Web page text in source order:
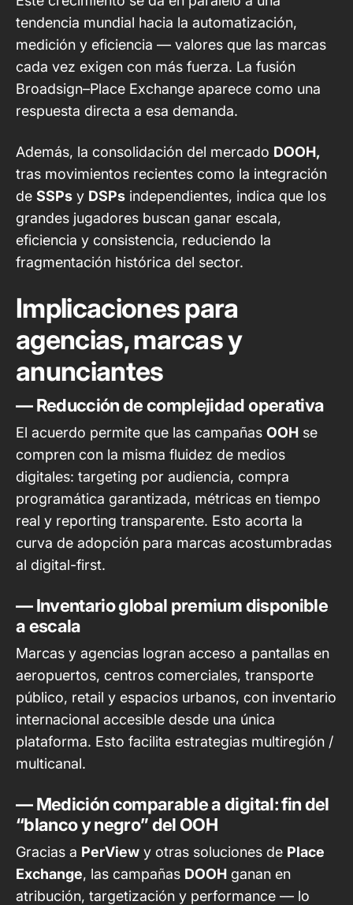
tendencia mundial hacia la automatización,
medición y eficiencia — valores que las marcas
cada vez exigen con más fuerza. La fusión
Broadsign–Place Exchange aparece como una
respuesta directa a esa demanda.
Además, la consolidación del mercado DOOH,
tras movimientos recientes como la integración
de SSPs y DSPs independientes, indica que los
grandes jugadores buscan ganar escala,
eficiencia y consistencia, reduciendo la
fragmentación histórica del sector.
Implicaciones para
agencias, marcas y
anunciantes
— Reducción de complejidad operativa
El acuerdo permite que las campañas OOH se
compren con la misma fluidez de medios
digitales: targeting por audiencia, compra
programática garantizada, métricas en tiempo
real y reporting transparente. Esto acorta la
curva de adopción para marcas acostumbradas
al digital-first.
— Inventario global premium disponible
a escala
Marcas y agencias logran acceso a pantallas en
aeropuertos, centros comerciales, transporte
público, retail y espacios urbanos, con inventario
internacional accesible desde una única
plataforma. Esto facilita estrategias multiregión /
multicanal.
— Medición comparable a digital: fin del
“blanco y negro” del OOH
Gracias a PerView y otras soluciones de Place
Exchange, las campañas DOOH ganan en
atribución, targetización y performance — lo